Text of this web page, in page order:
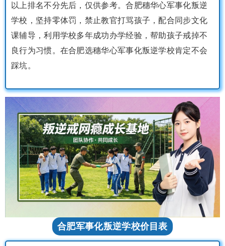
以上排名不分先后，仅供参考。合肥穗华心军事化叛逆
学校，坚持零体罚，禁止教官打骂孩子，配合同步文化
课辅导，利用学校多年成功办学经验，帮助孩子戒掉不
良行为习惯。在合肥选穗华心军事化叛逆学校肯定不会
踩坑。
合肥军事化叛逆学校价目表